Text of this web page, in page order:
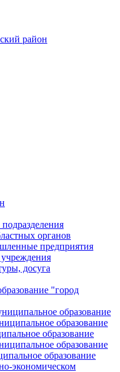
район
органов
предприятия
досуга
"город
образование
образование
образование
образование
образование
экономическом